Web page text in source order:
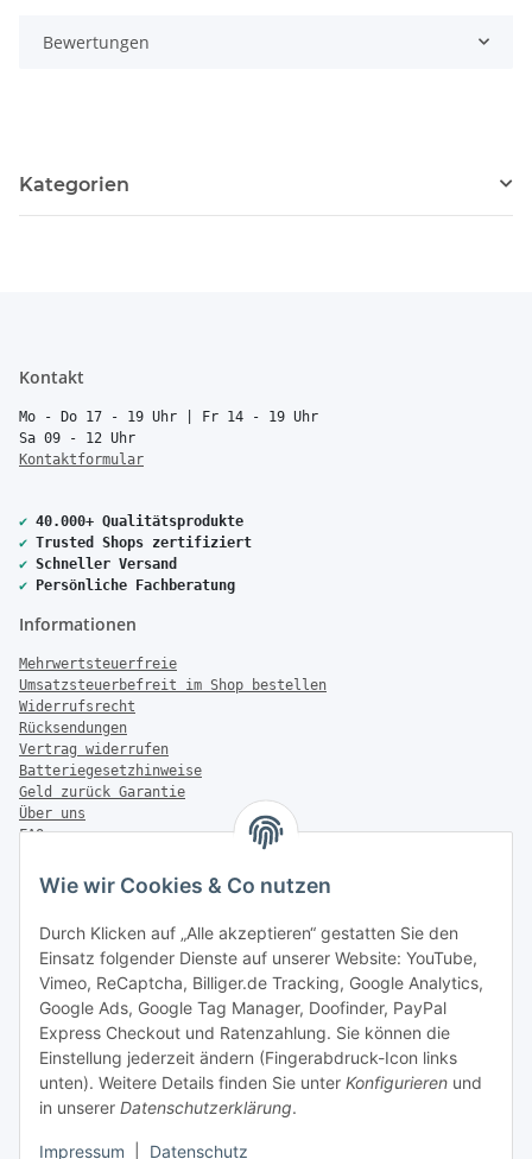
Wie wir Cookies & Co nutzen
Durch Klicken auf „Alle akzeptieren“ gestatten Sie den
Einsatz folgender Dienste auf unserer Website: YouTube,
Vimeo, ReCaptcha, Billiger.de Tracking, Google Analytics,
Google Ads, Google Tag Manager, Doofinder, PayPal
Express Checkout und Ratenzahlung. Sie können die
Einstellung jederzeit ändern (Fingerabdruck-Icon links
unten). Weitere Details finden Sie unter Konfigurieren und
in unserer Datenschutzerklärung.
Impressum Datenschutz
Bewertungen
Kategorien
Kontakt
Mo - Do 17 - 19 Uhr | Fr 14 - 19 Uhr
Sa 09 - 12 Uhr
Kontaktformular
✔ 40.000+ Qualitätsprodukte
✔ Trusted Shops zertifiziert
✔ Schneller Versand
✔ Persönliche Fachberatung
Informationen
Mehrwertsteuerfreie
Umsatzsteuerbefreit im Shop bestellen
Widerrufsrecht
Rücksendungen
Vertrag widerrufen
Batteriegesetzhinweise
Geld zurück Garantie
Über uns
FAQ
Zahlung & Versand
Versandinformationen
Sonstiges